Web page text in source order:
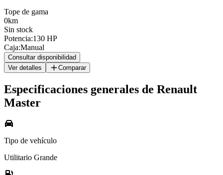
Tope de gama
0km
Sin stock
Potencia:130 HP
Caja:Manual
Consultar disponibilidad
Ver detalles
Comparar
Especificaciones generales de Renault
Master
Tipo de vehículo
Utilitario Grande